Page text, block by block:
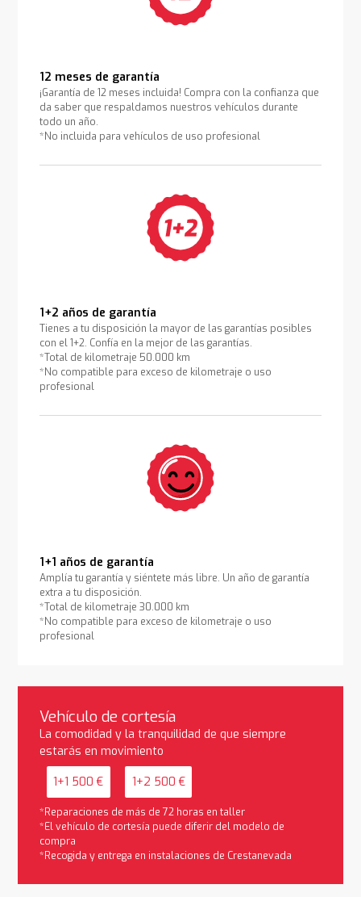
12 meses de garantía
¡Garantía de 12 meses incluida! Compra con la confianza que
da saber que respaldamos nuestros vehículos durante
todo un año.
*No incluida para vehículos de uso profesional
1+2 años de garantía
Tienes a tu disposición la mayor de las garantías posibles
con el 1+2. Confía en la mejor de las garantías.
*Total de kilometraje 50.000 km
*No compatible para exceso de kilometraje o uso
profesional
1+1 años de garantía
Amplía tu garantía y siéntete más libre. Un año de garantía
extra a tu disposición.
*Total de kilometraje 30.000 km
*No compatible para exceso de kilometraje o uso
profesional
Vehículo de cortesía
La comodidad y la tranquilidad de que siempre
estarás en movimiento
1+1 500 € 1+2 500 €
*Reparaciones de más de 72 horas en taller
*El vehículo de cortesía puede diferir del modelo de
compra
*Recogida y entrega en instalaciones de Crestanevada